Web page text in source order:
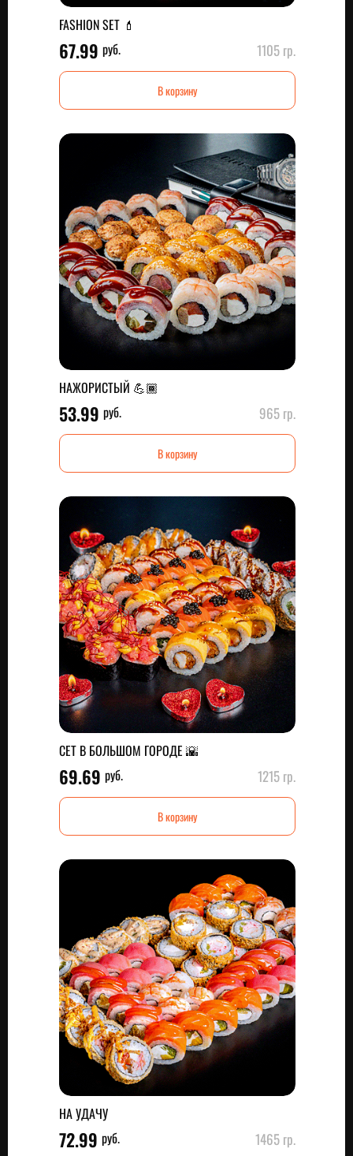
FASHION SET 💄
67.99 руб. 1105 гр.
В корзину
НАЖОРИСТЫЙ 💪🏾
53.99 руб. 965 гр.
В корзину
СЕТ В БОЛЬШОМ ГОРОДЕ 🌇
69.69 руб. 1215 гр.
В корзину
НА УДАЧУ
72.99 руб. 1465 гр.